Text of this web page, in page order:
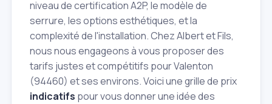
niveau de certification A2P, le modèle de
serrure, les options esthétiques, et la
complexité de l'installation. Chez Albert et Fils,
nous nous engageons à vous proposer des
tarifs justes et compétitifs pour Valenton
(94460) et ses environs. Voici une grille de prix
indicatifs pour vous donner une idée des